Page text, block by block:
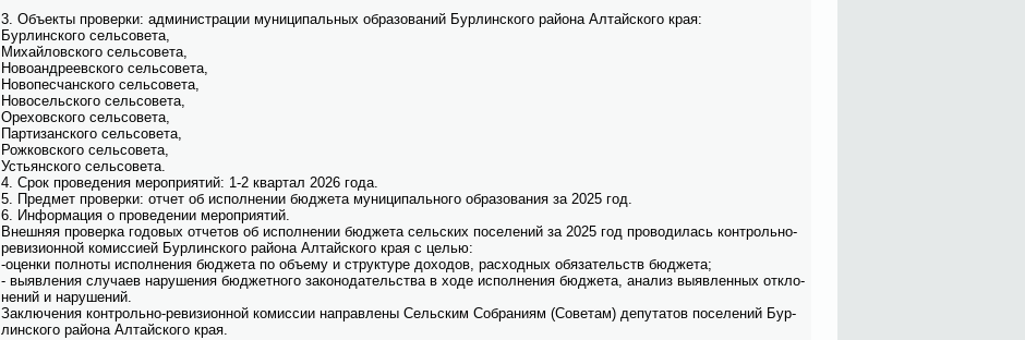
3. Объ­ек­ты про­вер­ки: адми­ни­стра­ции му­ни­ци­паль­ных об­ра­зо­ва­ний Бур­лин­ско­го рай­о­на Ал­тай­ско­го края:
Бур­лин­ско­го сель­со­ве­та,
Ми­хай­лов­ско­го сель­со­ве­та,
Но­во­ан­дре­ев­ско­го сель­со­ве­та,
Но­во­пес­чан­ско­го сель­со­ве­та,
Но­во­сель­ско­го сель­со­ве­та,
Оре­хов­ско­го сель­со­ве­та,
Пар­ти­зан­ско­го сель­со­ве­та,
Рож­ков­ско­го сель­со­ве­та,
Устьян­ско­го сель­со­ве­та.
4. Срок про­ве­де­ния ме­ро­при­я­тий: 1-2 квар­тал 2026 го­да.
5. Пред­мет про­вер­ки: от­чет об ис­пол­не­нии бюд­же­та му­ни­ци­паль­но­го об­ра­зо­ва­ния за 2025 год.
6. Ин­фор­ма­ция о про­ве­де­нии ме­ро­при­я­тий.
Внеш­няя про­вер­ка го­до­вых от­че­тов об ис­пол­не­нии бюд­же­та сель­ских по­се­ле­ний за 2025 год про­во­ди­лась кон­троль­но-
ре­ви­зи­он­ной ко­мис­си­ей Бур­лин­ско­го рай­о­на Ал­тай­ско­го края с це­лью:
-оцен­ки пол­но­ты ис­пол­не­ния бюд­же­та по объ­е­му и струк­ту­ре до­хо­дов, рас­ход­ных обя­за­тельств бюд­же­та;
- вы­яв­ле­ния слу­ча­ев на­ру­ше­ния бюд­жет­но­го за­ко­но­да­тель­ства в хо­де ис­пол­не­ния бюд­же­та, ана­лиз вы­яв­лен­ных от­кло­
не­ний и на­ру­ше­ний.
За­клю­че­ния кон­троль­но-ре­ви­зи­он­ной ко­мис­сии на­прав­ле­ны Сель­ским Со­бра­ни­ям (Со­ве­там) де­пу­та­тов по­се­ле­ний Бур­
лин­ско­го рай­о­на Ал­тай­ско­го края.